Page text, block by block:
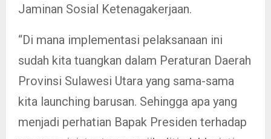
Jaminan Sosial Ketenagakerjaan.
“Di mana implementasi pelaksanaan ini
sudah kita tuangkan dalam Peraturan Daerah
Provinsi Sulawesi Utara yang sama-sama
kita launching barusan. Sehingga apa yang
menjadi perhatian Bapak Presiden terhadap